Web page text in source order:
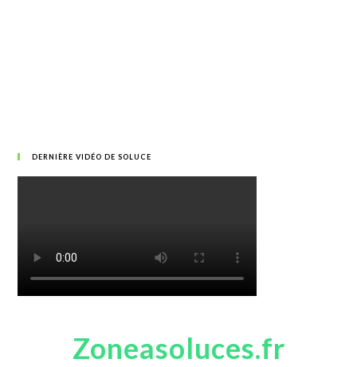
DERNIÈRE VIDÉO DE SOLUCE
Zoneasoluces.fr